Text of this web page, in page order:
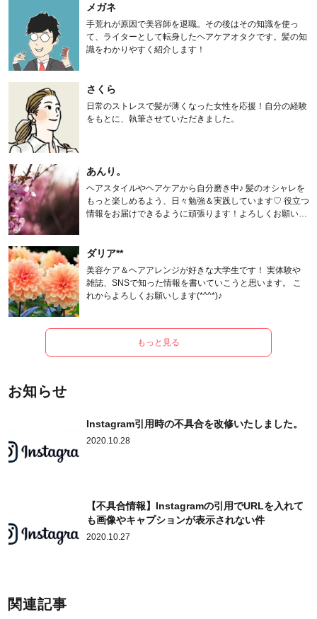
メガネ
手荒れが原因で美容師を退職。その後はその知識を使っ
て、ライターとして転身したヘアケアオタクです。髪の知
識をわかりやすく紹介します！
さくら
日常のストレスで髪が薄くなった女性を応援！自分の経験
をもとに、執筆させていただきました。
あんり。
ヘアスタイルやヘアケアから自分磨き中♪ 髪のオシャレを
もっと楽しめるよう、日々勉強＆実践しています♡ 役立つ
情報をお届けできるように頑張ります！よろしくお願いし
ダリア**
美容ケア＆ヘアアレンジが好きな大学生です！ 実体験や
雑誌、SNSで知った情報を書いていこうと思います。 こ
れからよろしくお願いします(*^^*)♪
もっと見る
お知らせ
Instagram引用時の不具合を改修いたしました。
2020.10.28
【不具合情報】Instagramの引用でURLを入れて
も画像やキャプションが表示されない件
2020.10.27
関連記事